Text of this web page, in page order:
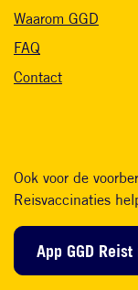
Waarom GGD
FAQ
Contact
Ook voor de
Reisvaccinaties
App GGD Reist